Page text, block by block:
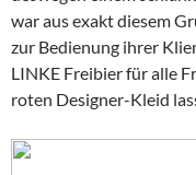
war aus exakt diesem
zur Bedienung ihrer
LINKE Freibier für alle
roten Designer-Kleid